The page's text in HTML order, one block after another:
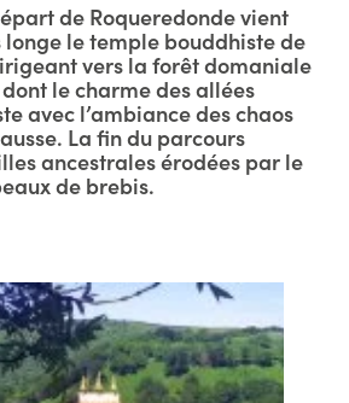
de Roqueredonde vient
longe le temple bouddhiste de
vers la forêt domaniale
le charme des allées
avec l’ambiance des chaos
La fin du parcours
ancestrales érodées par le
de brebis.